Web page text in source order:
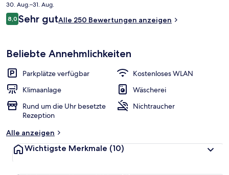
Preis
beträgt
70 €.
30. Aug.–31. Aug.
Bewertungen
8,08,0 von 10.
Sehr gutAlle 250 Bewertungen anzeigen
Beliebte Annehmlichkeiten
Parkplätze verfügbar
Kostenloses WLAN
Klimaanlage
Wäscherei
Rund um die Uhr besetzte
Rezeption
Nichtraucher
Alle anzeigen
Wichtigste Merkmale (10)